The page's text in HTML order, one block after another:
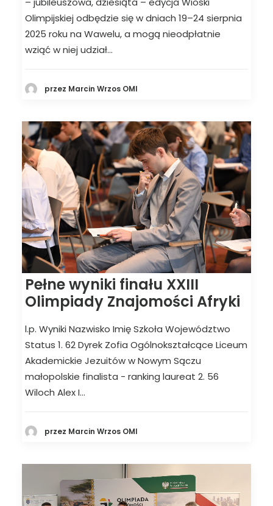
Olimpijskiej odbędzie się w dniach 19–24 sierpnia
2025 roku na Wawelu, a mogą nieodpłatnie
wziąć w niej udział…
przez Marcin Wrzos OMI
Pełne wyniki finału XXIII
Olimpiady Znajomości Afryki
l.p. Wyniki Nazwisko Imię Szkoła Województwo
Status 1. 62 Dyrek Zofia Ogólnokształcące Liceum
Akademickie Jezuitów w Nowym Sączu
małopolskie finalista - ranking laureat 2. 56
Wiloch Alex I…
przez Marcin Wrzos OMI